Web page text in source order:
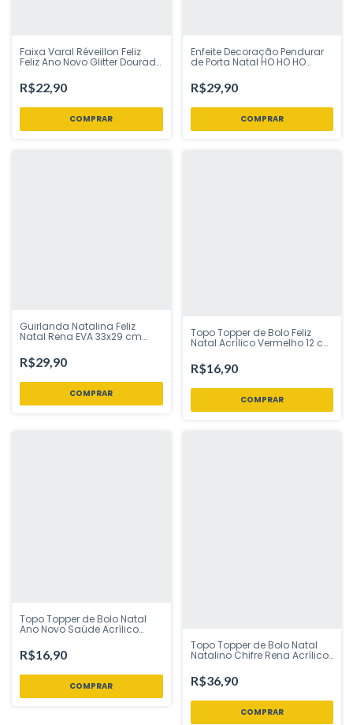
Faixa Varal Réveillon Feliz
Feliz Ano Novo Glitter Dourado
Festa Loja
R$22,90
Enfeite Decoração Pendurar
de Porta Natal HO HO HO
Festa Loja
R$29,90
Guirlanda Natalina Feliz
Natal Rena EVA 33x29 cm
R$29,90
Topo Topper de Bolo Feliz
Natal Acrílico Vermelho 12 cm
Loja
R$16,90
Topo Topper de Bolo Natal
Ano Novo Saúde Acrílico
sua Festa Loja
R$16,90
Topo Topper de Bolo Natal
Natalino Chifre Rena Acrílico
Inspire sua Festa Loja
R$36,90